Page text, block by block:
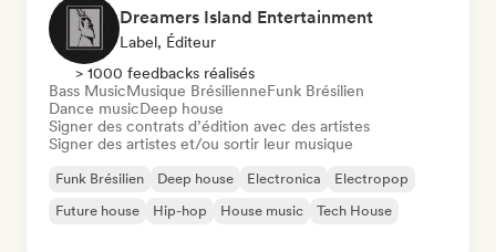
Dreamers Island Entertainment
Label, Éditeur
> 1000 feedbacks réalisés
Bass MusicMusique BrésilienneFunk Brésilien
Dance musicDeep house
Signer des contrats d’édition avec des artistes
Signer des artistes et/ou sortir leur musique
Funk Brésilien Deep house Electronica
Electropop
Future house
Hip-hop House music Tech House